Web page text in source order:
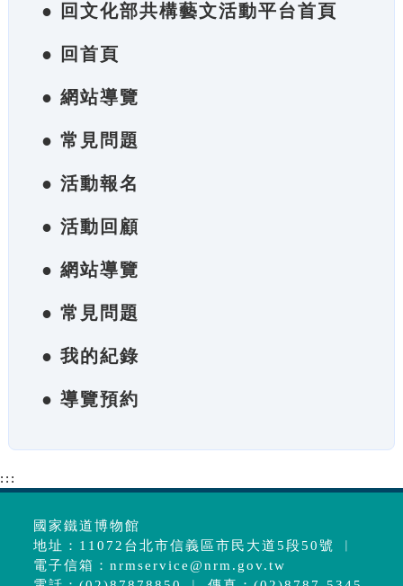
● 回文化部共構藝文活動平台首頁
● 回首頁
● 網站導覽
● 常見問題
● 活動報名
● 活動回顧
● 網站導覽
● 常見問題
● 我的紀錄
● 導覽預約
:::
國家鐵道博物館
地址：11072台北市信義區市民大道5段50號 ︱
電子信箱：nrmservice@nrm.gov.tw